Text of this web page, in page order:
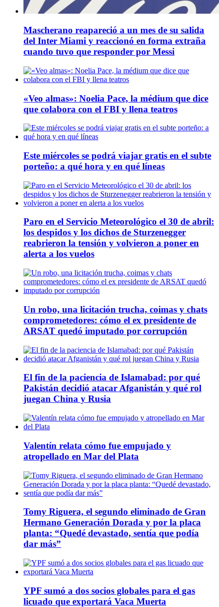
Mascherano reapareció a un mes de su salida
del Inter Miami y reaccionó en forma extraña
cuando tuvo que responder por Messi
«Veo almas»: Noelia Pace, la médium que dice
que colabora con el FBI y llena teatros
Este miércoles se podrá viajar gratis en el subte
porteño: a qué hora y en qué líneas
Paro en el Servicio Meteorológico el 30 de abril:
los despidos y los dichos de Sturzenegger
reabrieron la tensión y volvieron a poner en
alerta a los vuelos
Un robo, una licitación trucha, coimas y chats
comprometedores: cómo el ex presidente de
ARSAT quedó imputado por corrupción
El fin de la paciencia de Islamabad: por qué
Pakistán decidió atacar Afganistán y qué rol
juegan China y Rusia
Valentín relata cómo fue empujado y
atropellado en Mar del Plata
Tomy Riguera, el segundo eliminado de Gran
Hermano Generación Dorada y por la placa
planta: “Quedé devastado, sentía que podía
dar más”
YPF sumó a dos socios globales para el gas
licuado que exportará Vaca Muerta